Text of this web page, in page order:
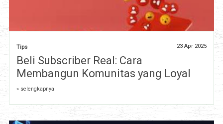
Tips 23 Apr 2025
Beli Subscriber Real: Cara
Membangun Komunitas yang Loyal
» selengkapnya